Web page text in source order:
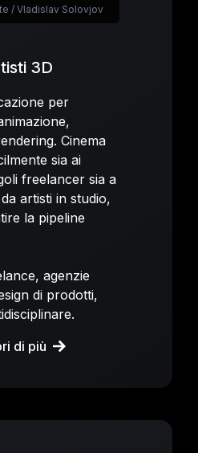
3D
per
Cinema
sia ai
freelancer sia a
artisti in studio,
la pipeline
agenzie
di prodotti,
di più
/ Vladislav Solovjov